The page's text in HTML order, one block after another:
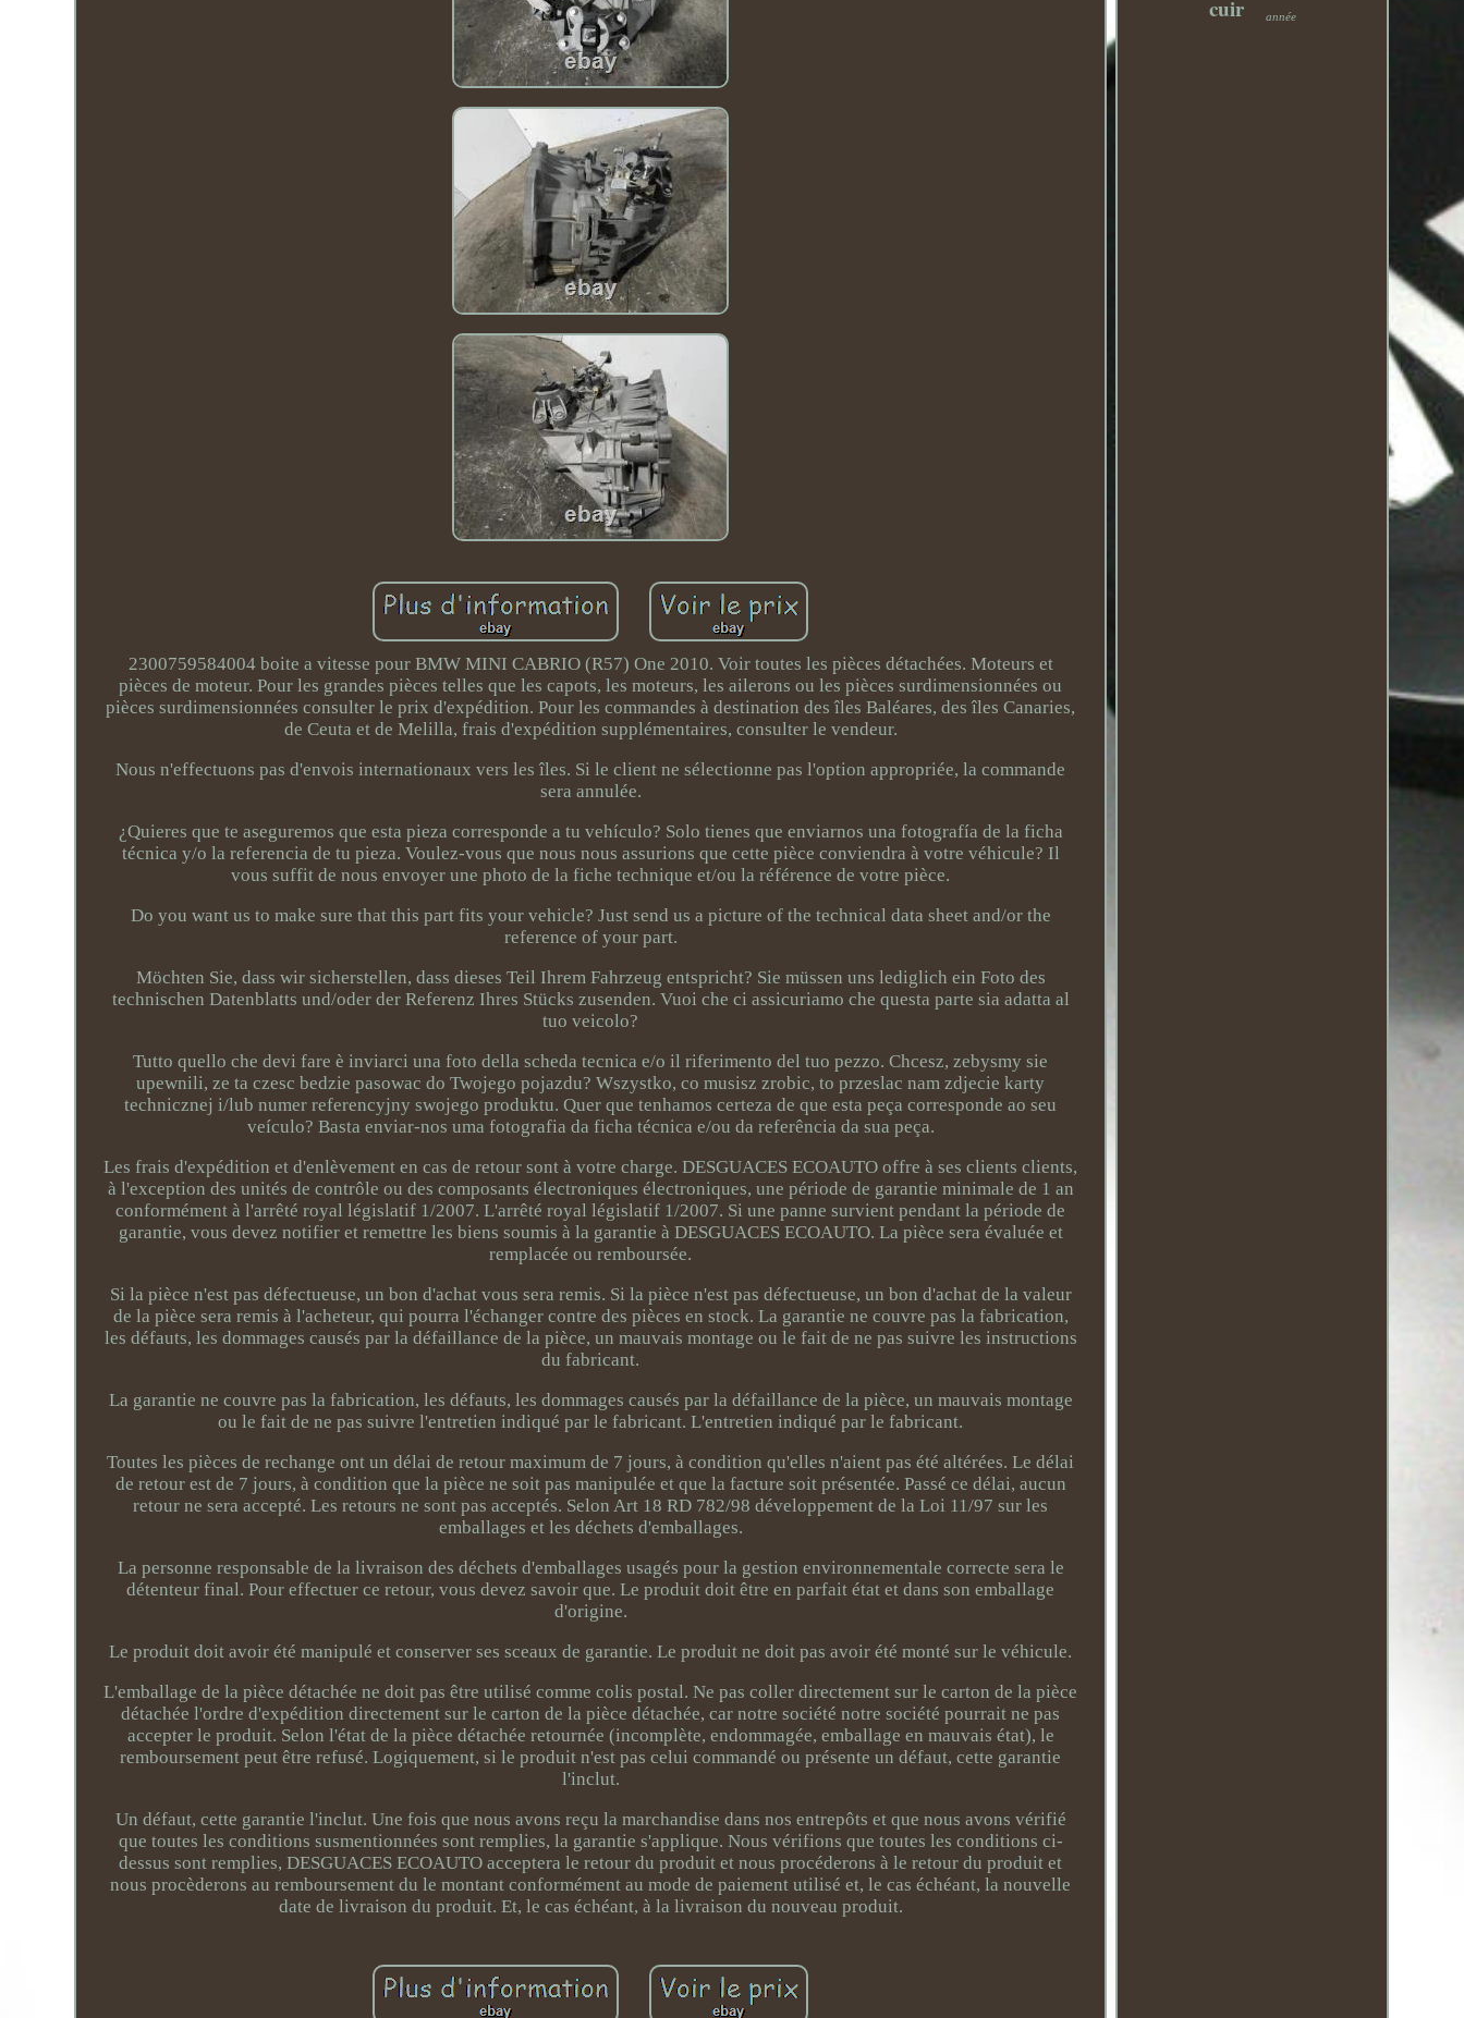
2300759584004 boite a vitesse pour BMW MINI CABRIO (R57) One 2010. Voir toutes les pièces détachées. Moteurs et
pièces de moteur. Pour les grandes pièces telles que les capots, les moteurs, les ailerons ou les pièces surdimensionnées ou
pièces surdimensionnées consulter le prix d'expédition. Pour les commandes à destination des îles Baléares, des îles Canaries,
de Ceuta et de Melilla, frais d'expédition supplémentaires, consulter le vendeur.
Nous n'effectuons pas d'envois internationaux vers les îles. Si le client ne sélectionne pas l'option appropriée, la commande
sera annulée.
¿Quieres que te aseguremos que esta pieza corresponde a tu vehículo? Solo tienes que enviarnos una fotografía de la ficha
técnica y/o la referencia de tu pieza. Voulez-vous que nous nous assurions que cette pièce conviendra à votre véhicule? Il
vous suffit de nous envoyer une photo de la fiche technique et/ou la référence de votre pièce.
Do you want us to make sure that this part fits your vehicle? Just send us a picture of the technical data sheet and/or the
reference of your part.
Möchten Sie, dass wir sicherstellen, dass dieses Teil Ihrem Fahrzeug entspricht? Sie müssen uns lediglich ein Foto des
technischen Datenblatts und/oder der Referenz Ihres Stücks zusenden. Vuoi che ci assicuriamo che questa parte sia adatta al
tuo veicolo?
Tutto quello che devi fare è inviarci una foto della scheda tecnica e/o il riferimento del tuo pezzo. Chcesz, zebysmy sie
upewnili, ze ta czesc bedzie pasowac do Twojego pojazdu? Wszystko, co musisz zrobic, to przeslac nam zdjecie karty
technicznej i/lub numer referencyjny swojego produktu. Quer que tenhamos certeza de que esta peça corresponde ao seu
veículo? Basta enviar-nos uma fotografia da ficha técnica e/ou da referência da sua peça.
Les frais d'expédition et d'enlèvement en cas de retour sont à votre charge. DESGUACES ECOAUTO offre à ses clients clients,
à l'exception des unités de contrôle ou des composants électroniques électroniques, une période de garantie minimale de 1 an
conformément à l'arrêté royal législatif 1/2007. L'arrêté royal législatif 1/2007. Si une panne survient pendant la période de
garantie, vous devez notifier et remettre les biens soumis à la garantie à DESGUACES ECOAUTO. La pièce sera évaluée et
remplacée ou remboursée.
Si la pièce n'est pas défectueuse, un bon d'achat vous sera remis. Si la pièce n'est pas défectueuse, un bon d'achat de la valeur
de la pièce sera remis à l'acheteur, qui pourra l'échanger contre des pièces en stock. La garantie ne couvre pas la fabrication,
les défauts, les dommages causés par la défaillance de la pièce, un mauvais montage ou le fait de ne pas suivre les instructions
du fabricant.
La garantie ne couvre pas la fabrication, les défauts, les dommages causés par la défaillance de la pièce, un mauvais montage
ou le fait de ne pas suivre l'entretien indiqué par le fabricant. L'entretien indiqué par le fabricant.
Toutes les pièces de rechange ont un délai de retour maximum de 7 jours, à condition qu'elles n'aient pas été altérées. Le délai
de retour est de 7 jours, à condition que la pièce ne soit pas manipulée et que la facture soit présentée. Passé ce délai, aucun
retour ne sera accepté. Les retours ne sont pas acceptés. Selon Art 18 RD 782/98 développement de la Loi 11/97 sur les
emballages et les déchets d'emballages.
La personne responsable de la livraison des déchets d'emballages usagés pour la gestion environnementale correcte sera le
détenteur final. Pour effectuer ce retour, vous devez savoir que. Le produit doit être en parfait état et dans son emballage
d'origine.
Le produit doit avoir été manipulé et conserver ses sceaux de garantie. Le produit ne doit pas avoir été monté sur le véhicule.
L'emballage de la pièce détachée ne doit pas être utilisé comme colis postal. Ne pas coller directement sur le carton de la pièce
détachée l'ordre d'expédition directement sur le carton de la pièce détachée, car notre société notre société pourrait ne pas
accepter le produit. Selon l'état de la pièce détachée retournée (incomplète, endommagée, emballage en mauvais état), le
remboursement peut être refusé. Logiquement, si le produit n'est pas celui commandé ou présente un défaut, cette garantie
l'inclut.
Un défaut, cette garantie l'inclut. Une fois que nous avons reçu la marchandise dans nos entrepôts et que nous avons vérifié
que toutes les conditions susmentionnées sont remplies, la garantie s'applique. Nous vérifions que toutes les conditions ci-
dessus sont remplies, DESGUACES ECOAUTO acceptera le retour du produit et nous procéderons à le retour du produit et
nous procèderons au remboursement du le montant conformément au mode de paiement utilisé et, le cas échéant, la nouvelle
date de livraison du produit. Et, le cas échéant, à la livraison du nouveau produit.
cuir année